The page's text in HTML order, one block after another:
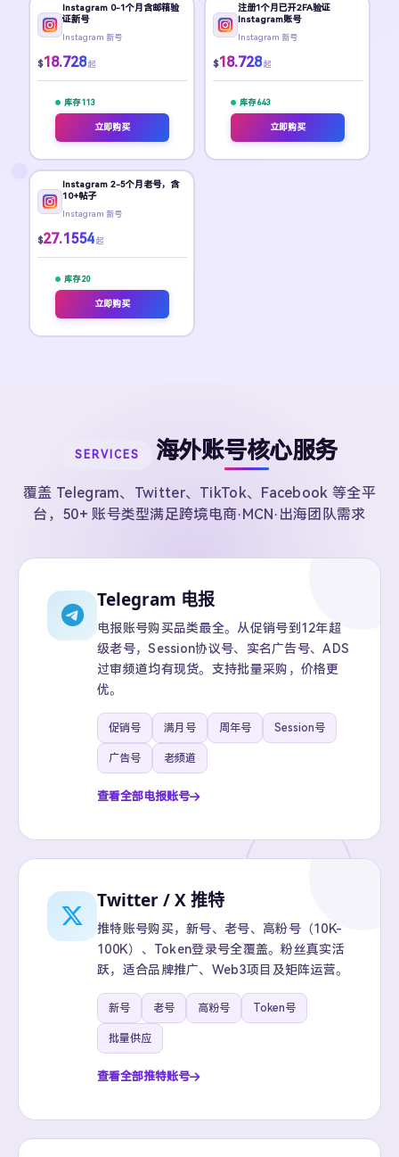
Instagram 0-1个月含邮箱验
证新号
Instagram 新号
$18.728 起
库存 113
立即购买
注册1个月已开2FA验证
Instagram账号
Instagram 新号
$18.728 起
库存 643
立即购买
Instagram 2-5个月老号，含
10+帖子
Instagram 新号
$27.1554 起
库存 20
立即购买
SERVICES 海外账号核心服务
覆盖 Telegram、Twitter、TikTok、Facebook 等全平
台，50+ 账号类型满足跨境电商·MCN·出海团队需求
Telegram 电报
电报账号购买品类最全。从促销号到12年超
级老号，Session协议号、实名广告号、ADS
过审频道均有现货。支持批量采购，价格更
优。
促销号 满月号 周年号 Session号
广告号 老频道
查看全部电报账号
Twitter / X 推特
推特账号购买，新号、老号、高粉号（10K-
100K）、Token登录号全覆盖。粉丝真实活
跃，适合品牌推广、Web3项目及矩阵运营。
新号 老号 高粉号 Token号
批量供应
查看全部推特账号